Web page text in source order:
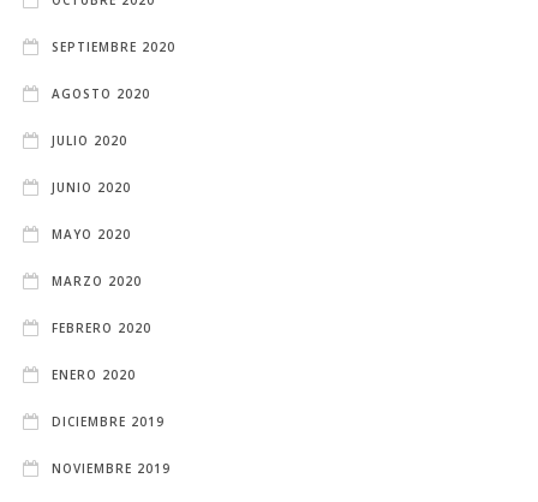
SEPTIEMBRE 2020
AGOSTO 2020
JULIO 2020
JUNIO 2020
MAYO 2020
MARZO 2020
FEBRERO 2020
ENERO 2020
DICIEMBRE 2019
NOVIEMBRE 2019